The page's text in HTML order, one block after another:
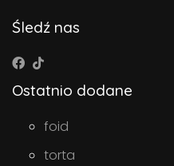
Śledź nas
Ostatnio dodane
foid
torta